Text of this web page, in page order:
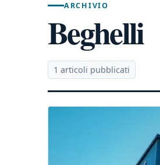
ARCHIVIO
Beghelli
1 articoli pubblicati